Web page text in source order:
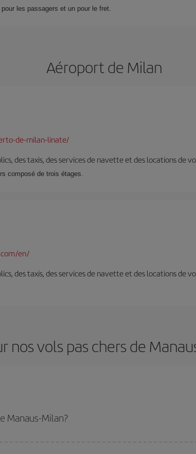
les passagers et un pour le fret.
Aéroport de Milan
de-milan-linate/
des taxis, des services de navette et des locations de
composé de trois étages.
en/
des taxis, des services de navette et des locations de
nos vols pas chers de
Manaus-Milan?